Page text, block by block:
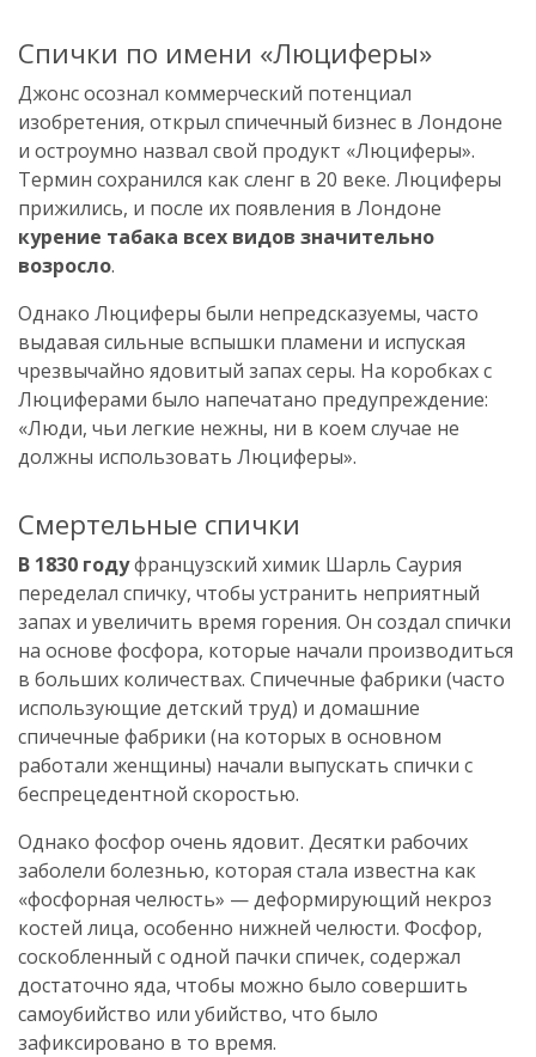
Спички по имени «Люциферы»
Джонс осознал коммерческий потенциал
изобретения, открыл спичечный бизнес в Лондоне
и остроумно назвал свой продукт «Люциферы».
Термин сохранился как сленг в 20 веке. Люциферы
прижились, и после их появления в Лондоне
курение табака всех видов значительно
возросло.
Однако Люциферы были непредсказуемы, часто
выдавая сильные вспышки пламени и испуская
чрезвычайно ядовитый запах серы. На коробках с
Люциферами было напечатано предупреждение:
«Люди, чьи легкие нежны, ни в коем случае не
должны использовать Люциферы».
Смертельные спички
В 1830 годуфранцузский химик Шарль Саурия
переделал спичку, чтобы устранить неприятный
запах и увеличить время горения. Он создал спички
на основе фосфора, которые начали производиться
в больших количествах. Спичечные фабрики (часто
использующие детский труд) и домашние
спичечные фабрики (на которых в основном
работали женщины) начали выпускать спички с
беспрецедентной скоростью.
Однако фосфор очень ядовит. Десятки рабочих
заболели болезнью, которая стала известна как
«фосфорная челюсть» — деформирующий некроз
костей лица, особенно нижней челюсти. Фосфор,
соскобленный с одной пачки спичек, содержал
достаточно яда, чтобы можно было совершить
самоубийство или убийство, что было
зафиксировано в то время.